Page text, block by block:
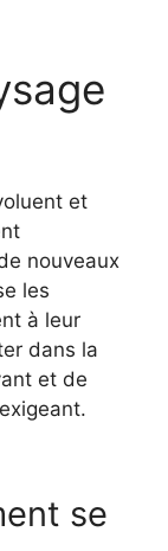
et
nouveaux
les
à leur
dans la
et de
se